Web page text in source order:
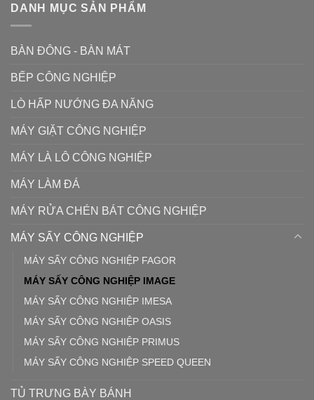
DANH MỤC SẢN PHẨM
BÀN ĐÔNG - BÀN MÁT
BẾP CÔNG NGHIỆP
LÒ HẤP NƯỚNG ĐA NĂNG
MÁY GIẶT CÔNG NGHIỆP
MÁY LÀ LÔ CÔNG NGHIỆP
MÁY LÀM ĐÁ
MÁY RỬA CHÉN BÁT CÔNG NGHIỆP
MÁY SẤY CÔNG NGHIỆP
MÁY SẤY CÔNG NGHIỆP FAGOR
MÁY SẤY CÔNG NGHIỆP IMAGE
MÁY SẤY CÔNG NGHIỆP IMESA
MÁY SẤY CÔNG NGHIỆP OASIS
MÁY SẤY CÔNG NGHIỆP PRIMUS
MÁY SẤY CÔNG NGHIỆP SPEED QUEEN
TỦ TRƯNG BÀY BÁNH